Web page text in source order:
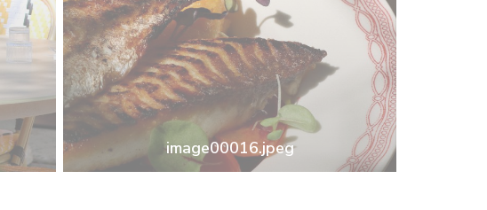
image00016.jpeg